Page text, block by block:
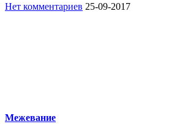
Нет комментариев 25-09-2017
Межевание